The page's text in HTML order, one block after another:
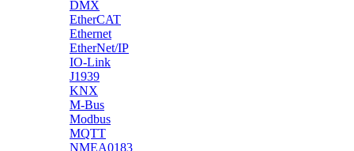
DMX
EtherCAT
Ethernet
EtherNet/IP
IO-Link
J1939
KNX
M-Bus
Modbus
MQTT
NMEA0183